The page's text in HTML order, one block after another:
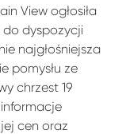
View ogłosiła
dyspozycji
najgłośniejsza
pomysłu ze
chrzest 19
cen oraz